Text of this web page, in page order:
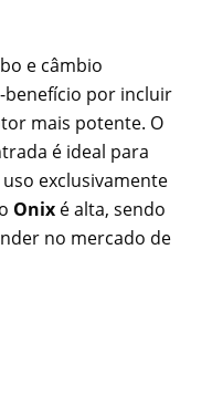
e câmbio
benefício por incluir
mais potente. O
é ideal para
exclusivamente
Onix é alta, sendo
no mercado de